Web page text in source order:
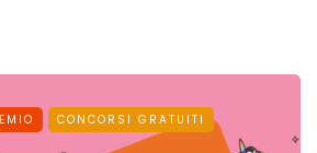
CONCORSI GRATUITI